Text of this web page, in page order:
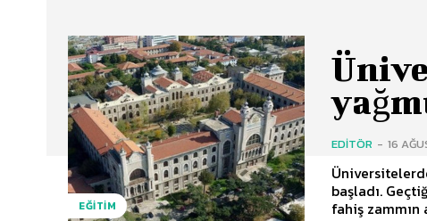
EĞITIM
EDITÖR - 16
başladı.
fahiş zammın